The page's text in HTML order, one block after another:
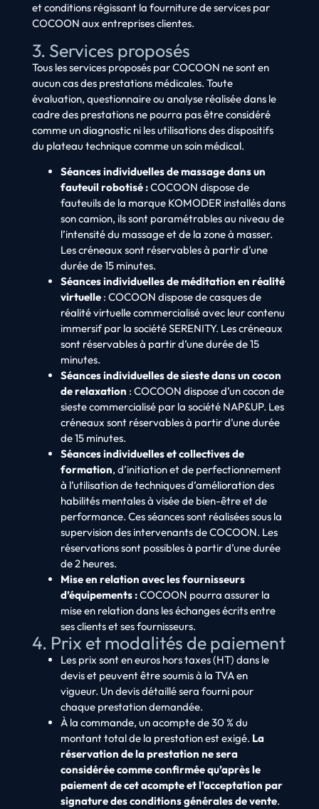
et conditions régissant la fourniture de services par
COCOON aux entreprises clientes.
3. Services proposés
Tous les services proposés par COCOON ne sont en
aucun cas des prestations médicales. Toute
évaluation, questionnaire ou analyse réalisée dans le
cadre des prestations ne pourra pas être considéré
comme un diagnostic ni les utilisations des dispositifs
du plateau technique comme un soin médical.
Séances individuelles de massage dans un
fauteuil robotisé :COCOON dispose de
fauteuils de la marque KOMODER installés dans
son camion, ils sont paramétrables au niveau de
l’intensité du massage et de la zone à masser.
Les créneaux sont réservables à partir d’une
durée de 15 minutes.
Séances individuelles de méditation en réalité
virtuelle : COCOON dispose de casques de
réalité virtuelle commercialisé avec leur contenu
immersif par la société SERENITY. Les créneaux
sont réservables à partir d’une durée de 15
minutes.
Séances individuelles de sieste dans un cocon
de relaxation : COCOON dispose d’un cocon de
sieste commercialisé par la société NAP&UP. Les
créneaux sont réservables à partir d’une durée
de 15 minutes.
Séances individuelles et collectives de
formation, d’initiation et de perfectionnement
à l’utilisation de techniques d’amélioration des
habilités mentales à visée de bien-être et de
performance. Ces séances sont réalisées sous la
supervision des intervenants de COCOON. Les
réservations sont possibles à partir d’une durée
de 2 heures.
Mise en relation avec les fournisseurs
d’équipements :COCOON pourra assurer la
mise en relation dans les échanges écrits entre
ses clients et ses fournisseurs.
4. Prix et modalités de paiement
Les prix sont en euros hors taxes (HT) dans le
devis et peuvent être soumis à la TVA en
vigueur. Un devis détaillé sera fourni pour
chaque prestation demandée.
À la commande, un acompte de 30 % du
montant total de la prestation est exigé. La
réservation de la prestation ne sera
considérée comme confirmée qu’après le
paiement de cet acompte et l’acceptation par
signature des conditions générales de vente.